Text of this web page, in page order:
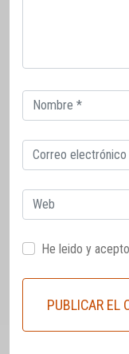
Correo
electrónico
Correo
electrónico
Web
He leido y